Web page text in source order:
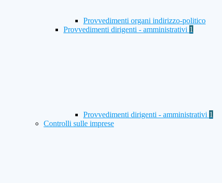
Provvedimenti organi indirizzo-politico
Provvedimenti dirigenti - amministrativi 1
Provvedimenti dirigenti - amministrativi 1
Controlli sulle imprese